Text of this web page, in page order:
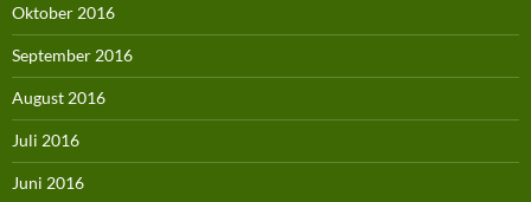
Oktober 2016
September 2016
August 2016
Juli 2016
Juni 2016